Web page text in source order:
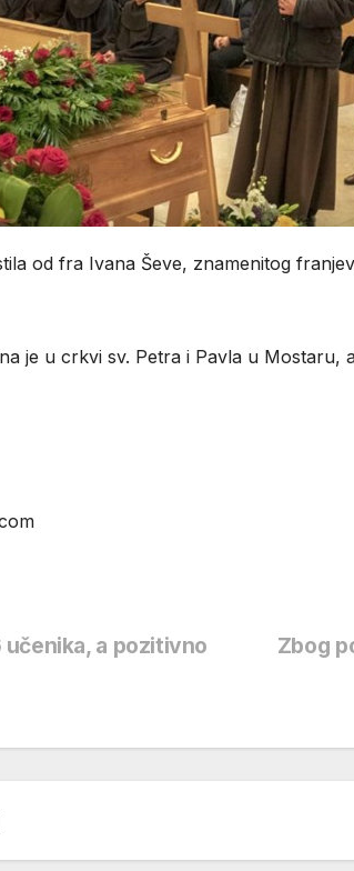
od fra Ivana Ševe, znamenitog
je u crkvi sv. Petra i Pavla u
Zbog
a pozitivno